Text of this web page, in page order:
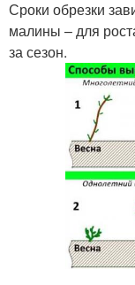
Сроки обрезки
малины – для
за сезон.